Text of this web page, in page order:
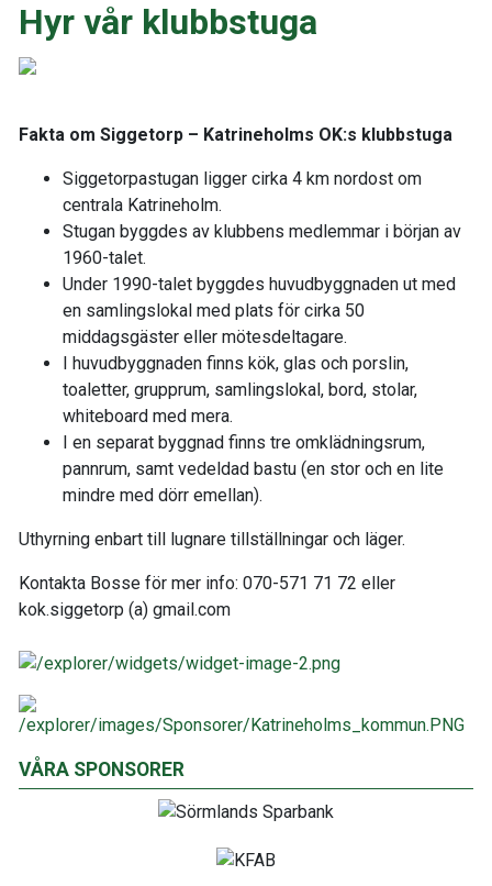
Hyr vår klubbstuga
Fakta om Siggetorp – Katrineholms OK:s klubbstuga
Siggetorpastugan ligger cirka 4 km nordost om
centrala Katrineholm.
Stugan byggdes av klubbens medlemmar i början av
1960-talet.
Under 1990-talet byggdes huvudbyggnaden ut med
en samlingslokal med plats för cirka 50
middagsgäster eller mötesdeltagare.
I huvudbyggnaden finns kök, glas och porslin,
toaletter, grupprum, samlingslokal, bord, stolar,
whiteboard med mera.
I en separat byggnad finns tre omklädningsrum,
pannrum, samt vedeldad bastu (en stor och en lite
mindre med dörr emellan).
Uthyrning enbart till lugnare tillställningar och läger.
Kontakta Bosse för mer info: 070-571 71 72 eller
kok.siggetorp (a) gmail.com
VÅRA SPONSORER